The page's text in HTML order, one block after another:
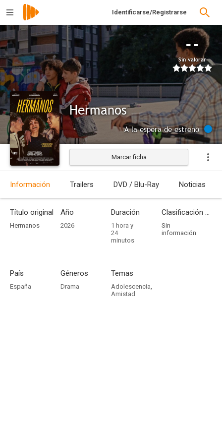
Identificarse/Registrarse
--
Sin valorar
Hermanos
A la espera de estreno
Marcar ficha
Información Trailers DVD / Blu-Ray Noticias
Título original
Hermanos
Año
2026
Duración
1 hora y
24
minutos
Clasificación por edades
Sin
información
País
España
Géneros
Drama
Temas
Adolescencia,
Amistad